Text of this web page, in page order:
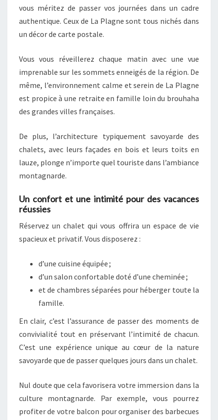
vous méritez de passer vos journées dans un cadre
authentique. Ceux de La Plagne sont tous nichés dans
un décor de carte postale.
Vous vous réveillerez chaque matin avec une vue
imprenable sur les sommets enneigés de la région. De
même, l’environnement calme et serein de La Plagne
est propice à une retraite en famille loin du brouhaha
des grandes villes françaises.
De plus, l’architecture typiquement savoyarde des
chalets, avec leurs façades en bois et leurs toits en
lauze, plonge n’importe quel touriste dans l’ambiance
montagnarde.
Un confort et une intimité pour des vacances
réussies
Réservez un chalet qui vous offrira un espace de vie
spacieux et privatif. Vous disposerez :
d’une cuisine équipée ;
d’un salon confortable doté d’une cheminée ;
et de chambres séparées pour héberger toute la
famille.
En clair, c’est l’assurance de passer des moments de
convivialité tout en préservant l’intimité de chacun.
C’est une expérience unique au cœur de la nature
savoyarde que de passer quelques jours dans un chalet.
Nul doute que cela favorisera votre immersion dans la
culture montagnarde. Par exemple, vous pourrez
profiter de votre balcon pour organiser des barbecues